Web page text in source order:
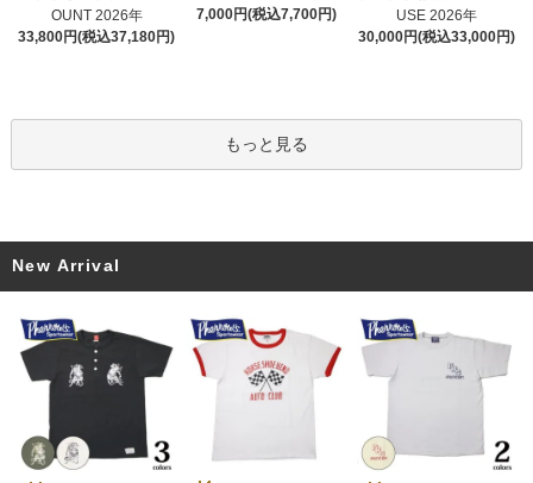
OUNT 2026年
33,800円(税込37,180円)
7,000円(税込7,700円)
USE 2026年
30,000円(税込33,000円)
もっと見る
New Arrival